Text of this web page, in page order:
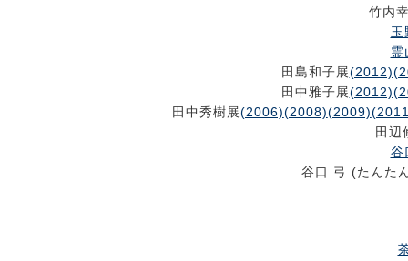
竹内
玉
霊
田島和子展(2012)
田中雅子展(2012)
田中秀樹展(2006)(2008)(2009)
田辺
谷
谷口 弓 (たんた